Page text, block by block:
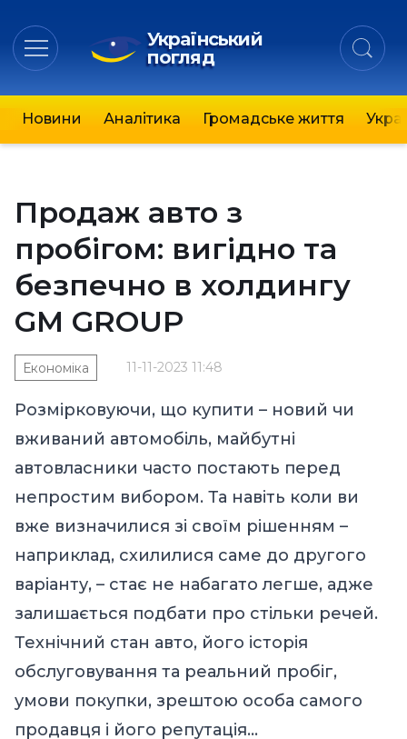
Український
погляд
Новини Аналітика Громадське життя
Продаж авто з
пробігом: вигідно та
безпечно в холдингу
GM GROUP
11-11-2023 11:48
Економіка
Розмірковуючи, що купити – новий чи
вживаний автомобіль, майбутні
автовласники часто постають перед
непростим вибором. Та навіть коли ви
вже визначилися зі своїм рішенням –
наприклад, схилилися саме до другого
варіанту, – стає не набагато легше, адже
залишається подбати про стільки речей.
Технічний стан авто, його історія
обслуговування та реальний пробіг,
умови покупки, зрештою особа самого
продавця і його репутація…